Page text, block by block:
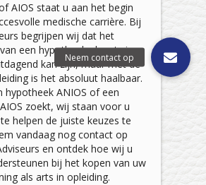
AIOS staat u aan het begin
medische carrière. Bij
begrijpen wij dat het
een hypotheek als arts in
kan zijn, maar met de
is het absoluut haalbaar.
hypotheek ANIOS of een
zoekt, wij staan voor u
helpen de juiste keuzes te
vandaag nog contact op
en ontdek hoe wij u
bij het kopen van uw
als arts in opleiding.